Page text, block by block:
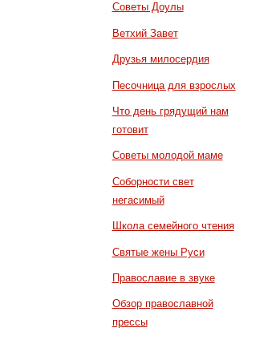
Советы Доулы
Ветхий Завет
Друзья милосердия
Песочница для взрослых
Что день грядущий нам
готовит
Советы молодой маме
Соборности свет
негасимый
Школа семейного чтения
Святые жены Руси
Православие в звуке
Обзор православной
прессы